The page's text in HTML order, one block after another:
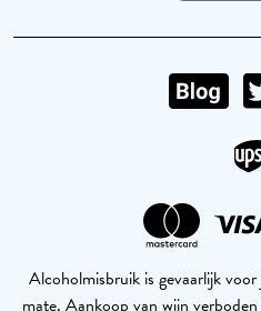
Alcoholmisbruik is gevaarlijk
mate. Aankoop van wijn